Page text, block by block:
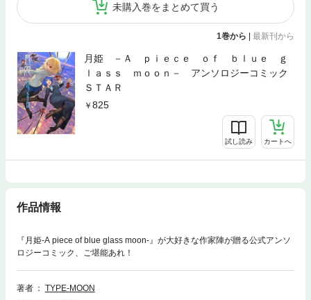
未購入巻をまとめて買う
1巻から | 最新刊から
月姫 －Ａ ｐｉｅｃｅ ｏｆ ｂｌｕｅ ｇ
ｌａｓｓ ｍｏｏｎ－ アンソロジーコミック
ＳＴＡＲ
825
試し読み カートへ
作品情報
『月姫-A piece of blue glass moon-』が大好きな作家陣が贈る公式アンソ
ロジーコミック、ご堪能あれ！
著者
TYPE-MOON